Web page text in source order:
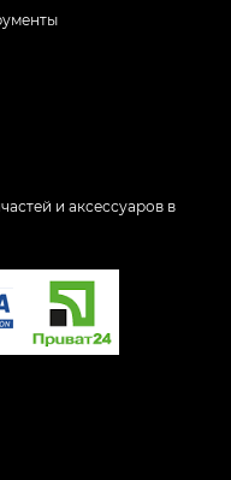
и аксессуаров в